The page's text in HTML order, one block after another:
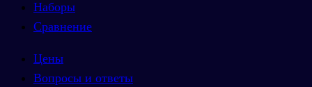
Наборы
Сравнение
Цены
Вопросы и ответы